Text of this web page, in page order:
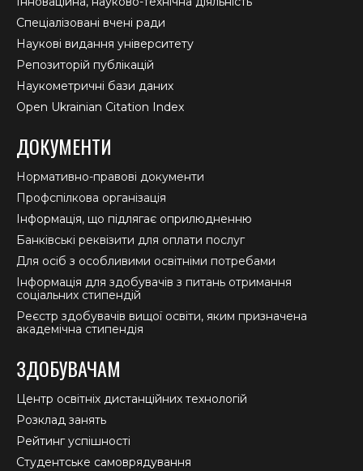
Спеціалізовані вчені ради
Наукові видання університету
Репозиторій публікацій
Наукометричні бази даних
Open Ukrainian Citation Index
ДОКУМЕНТИ
Нормативно-правові документи
Профспілкова організація
Інформація, що підлягає оприлюдненню
Банківські реквізити для оплати послуг
Для осіб з особливими освітніми потребами
Інформація для здобувачів з питань отримання
соціальних стипендій
Реєстр здобувачів вищої освіти, яким призначена
академічна стипендія
ЗДОБУВАЧАМ
Центр освітніх дистанційних технологій
Розклад занять
Рейтинг успішності
Студентське самоврядування